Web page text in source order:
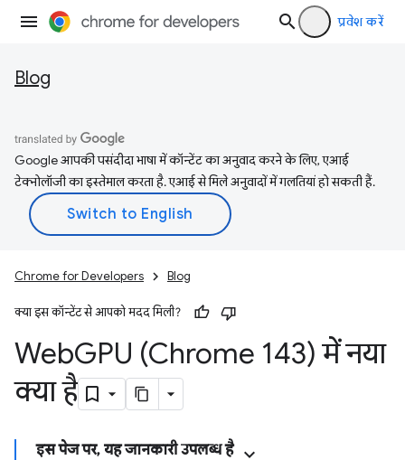
प्रवेश करें
Blog
Google आपकी पसंदीदा भाषा में कॉन्टेंट का अनुवाद करने के लिए, एआई
टेक्नोलॉजी का इस्तेमाल करता है. एआई से मिले अनुवादों में गलतियां हो सकती हैं.
Chrome for Developers Blog
क्या इस कॉन्टेंट से आपको मदद मिली?
WebGPU (Chrome 143) में नया
क्या है
इस पेज पर, यह जानकारी उपलब्ध है